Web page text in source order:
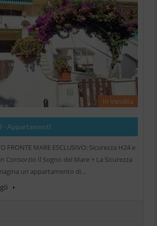
In Vendita
- Appartamenti
FRONTE MARE ESCLUSIVO: Sicurezza H24 e
Consorzio Il Sogno del Mare + La Sicurezza
un appartamento di…